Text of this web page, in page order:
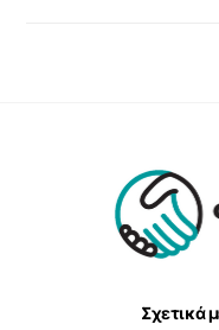
Σχετικά